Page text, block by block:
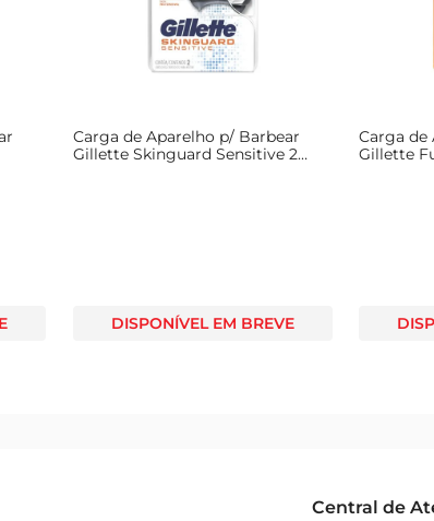
Carga de Aparelho p/ Barbear
Gillette Skinguard Sensitive 2
DISPONÍVEL EM BREVE
Carga de
Gillette
Central de